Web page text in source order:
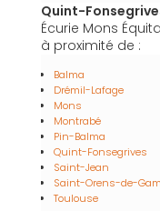
Quint-
Écurie Mons
à proximité de :
Balma
Drémil-Lafage
Mons
Montrabé
Pin-Balma
Quint-Fonsegrives
Saint-Jean
Saint-Orens-de-
Toulouse